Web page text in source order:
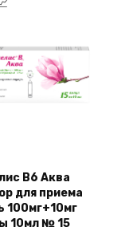
B6 Аква
для приема
100мг+10мг
10мл № 15